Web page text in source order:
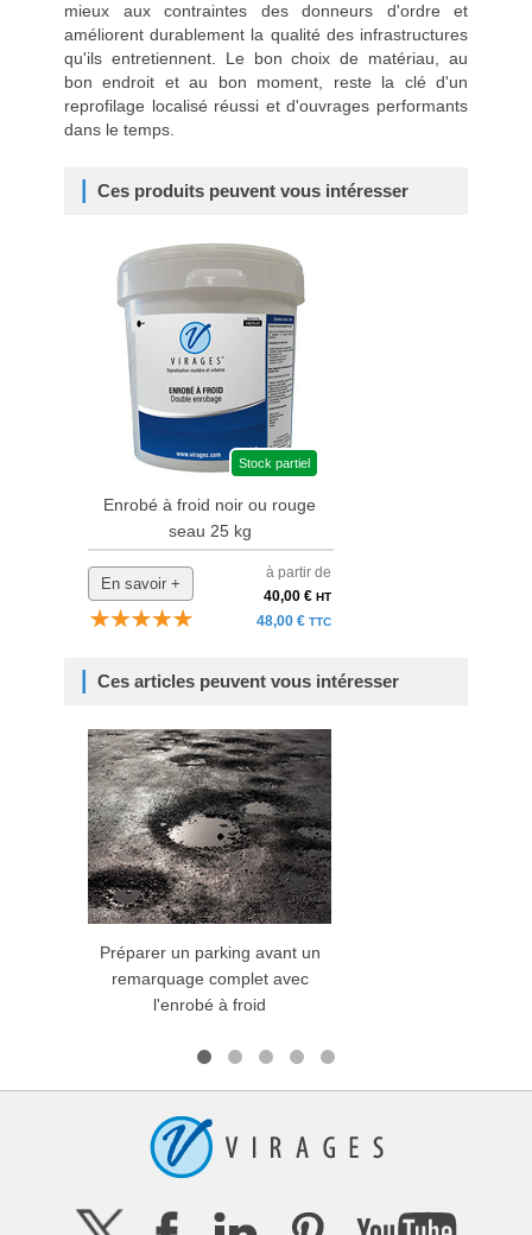
mieux aux contraintes des donneurs d'ordre et
améliorent durablement la qualité des infrastructures
qu'ils entretiennent. Le bon choix de matériau, au
bon endroit et au bon moment, reste la clé d'un
reprofilage localisé réussi et d'ouvrages performants
dans le temps.
Ces produits peuvent vous intéresser
Stock partiel
Enrobé à froid noir ou rouge
seau 25 kg
En savoir +
à partir de
40,00 € HT
48,00 € TTC
Ces articles peuvent vous intéresser
Préparer un parking avant un
remarquage complet avec
l'enrobé à froid